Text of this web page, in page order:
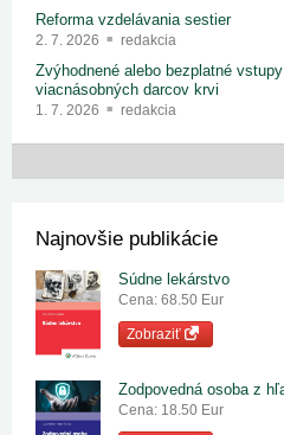
Reforma vzdelávania sestier
2. 7. 2026 redakcia
Zvýhodnené alebo bezplatné
viacnásobných darcov krvi
1. 7. 2026 redakcia
Najnovšie publikácie
Súdne lekárstvo
Cena: 68.50 Eur
Zobraziť
Zodpovedná osoba z
Cena: 18.50 Eur